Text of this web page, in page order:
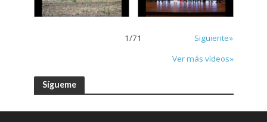
1/71
Siguiente»
Ver más vídeos»
Sígueme